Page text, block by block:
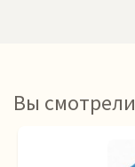
Вы смотрели